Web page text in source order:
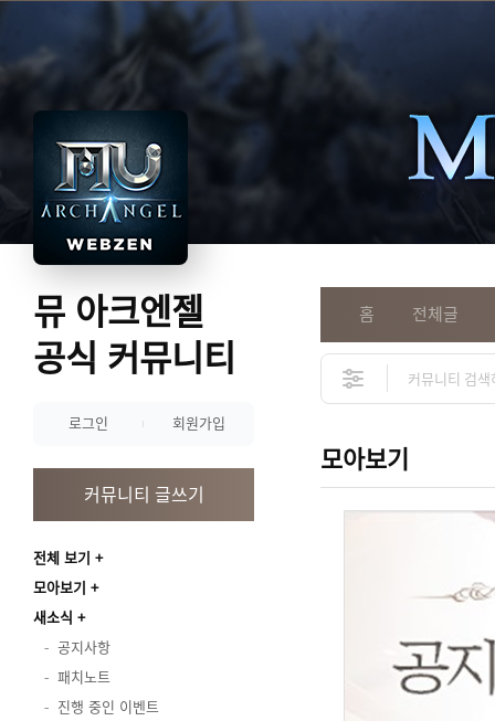
뮤 아크엔젤
공식 커뮤니티
로그인 회원가입
커뮤니티 글쓰기
전체 보기
모아보기
새소식
공지사항
패치노트
진행 중인 이벤트
홈 전체글
모아보기